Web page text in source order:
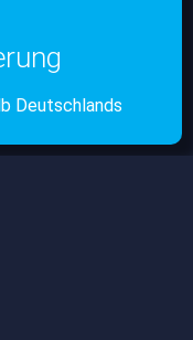
Deutschlands